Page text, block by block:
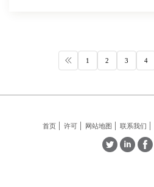
1 2 3 4
首页 许可 网站地图 联系我们